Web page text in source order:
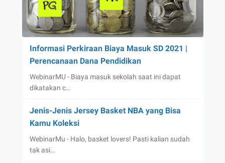
Informasi Perkiraan Biaya Masuk SD 2021 |
Perencanaan Dana Pendidikan
WebinarMU - Biaya masuk sekolah saat ini dapat
dikatakan c…
Jenis-Jenis Jersey Basket NBA yang Bisa
Kamu Koleksi
WebinarMu - Halo, basket lovers! Pasti kalian sudah
tak asi…